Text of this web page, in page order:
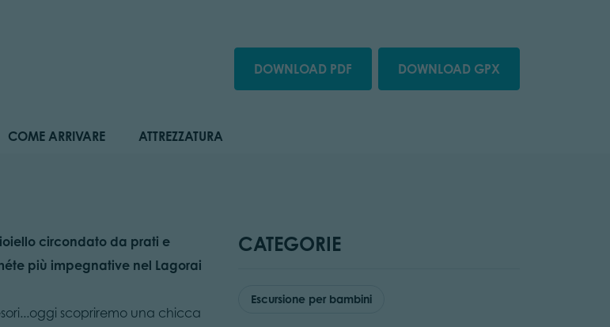
DOWNLOAD PDF DOWNLOAD GPX
COME ARRIVARE ATTREZZATURA
circondato da prati e
più impegnative nel Lagorai
scopriremo una chicca
CATEGORIE
Escursione per bambini